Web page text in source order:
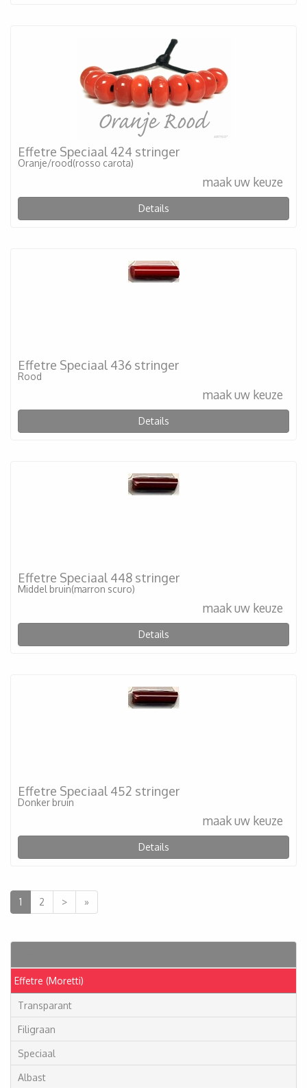
Effetre (Moretti)
Transparant
Filigraan
Speciaal
Albast
Effetre Speciaal 424 stringer
Oranje/rood(rosso carota)
maak uw keuze
Details
Effetre Speciaal 436 stringer
Rood
maak uw keuze
Details
Effetre Speciaal 448 stringer
Middel bruin(marron scuro)
maak uw keuze
Details
Effetre Speciaal 452 stringer
Donker bruin
maak uw keuze
Details
1 2 > »